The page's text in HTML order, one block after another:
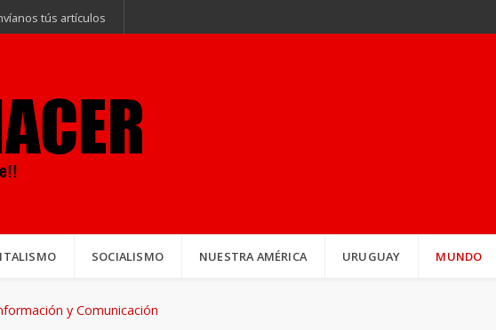
tús artículos
SOCIALISMO NUESTRA AMÉRICA URUGUAY MUNDO
y Comunicación